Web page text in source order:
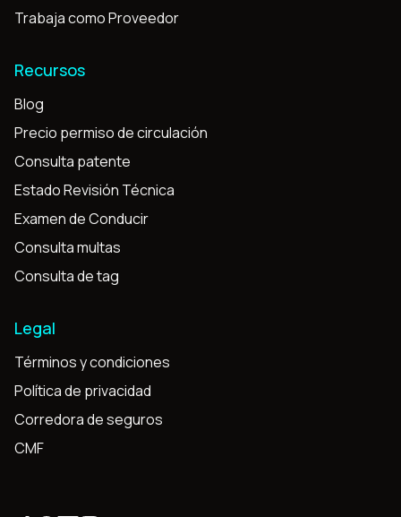
Trabaja como Proveedor
Recursos
Blog
Precio permiso de circulación
Consulta patente
Estado Revisión Técnica
Examen de Conducir
Consulta multas
Consulta de tag
Legal
Términos y condiciones
Política de privacidad
Corredora de seguros
CMF